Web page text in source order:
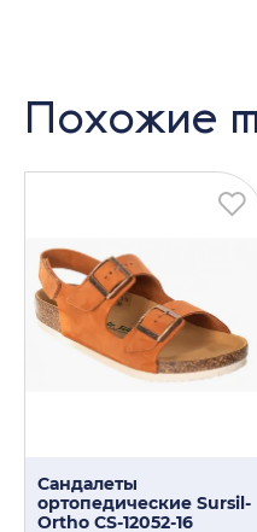
Похожие
Сандалеты
ортопедические Sursil-
Ortho CS-12052-16